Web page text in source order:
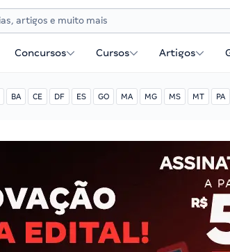
Concursos Cursos Artigos
BA CE DF ES GO MA MG MS MT PA